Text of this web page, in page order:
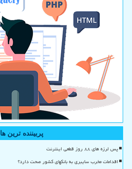
پربیننده ترین ها
پس لرزه های ۸۸ روز قطعی اینترنت
اقدامات مخرب سایبری به بانکهای کشور صحت دارد؟